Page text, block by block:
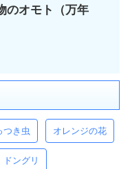
のオモト（万年
つき虫 オレンジの花
ドングリ